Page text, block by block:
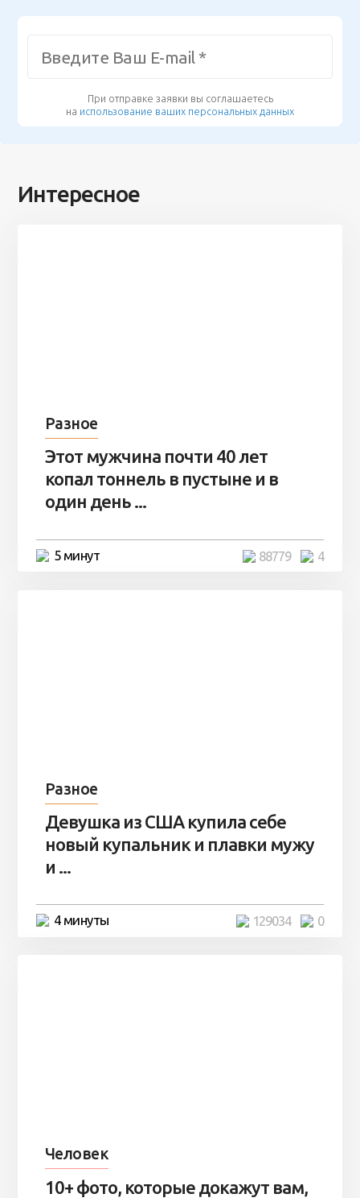
При отправке заявки вы соглашаетесь
на использование ваших персональных данных
Интересное
Разное
Этот мужчина почти 40 лет
копал тоннель в пустыне и в
один день ...
5 минут 4
88779
Разное
Девушка из США купила себе
новый купальник и плавки мужу
и ...
4 минуты 0
129034
Человек
10+ фото, которые докажут вам,